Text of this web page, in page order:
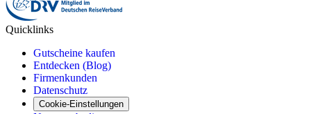
Quicklinks
Gutscheine kaufen
Entdecken (Blog)
Firmenkunden
Datenschutz
Cookie-Einstellungen